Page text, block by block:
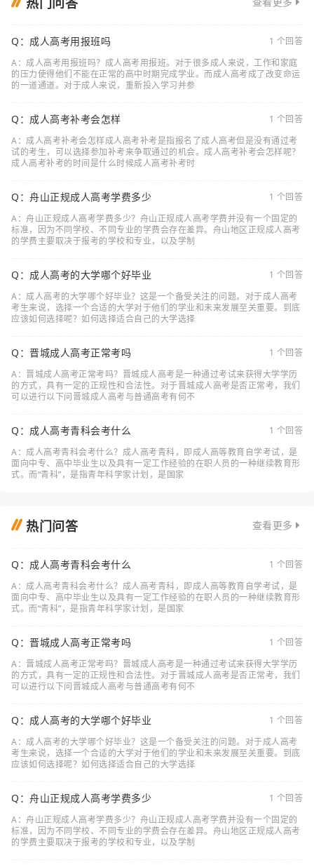
查看更多
Q：成人高考用报班吗
1 个回答
A：成人高考用报班吗？成人高考用报班。对于很多成人来说，工作和家庭
的压力使得他们不能在正常的高中时期完成学业。而成人高考成了改变命运
的一道通道。对于成人来说，重新投入学习并参
Q：成人高考补考会怎样
1 个回答
A：成人高考补考会怎样成人高考补考是指报名了成人高考但是没有通过考
试的考生，可以选择参加补考来争取通过的机会。成人高考补考会怎样呢？
成人高考补考的时间是什么时候成人高考补考时
Q：舟山正规成人高考学费多少
1 个回答
A：舟山正规成人高考学费多少？舟山正规成人高考学费并没有一个固定的
标准，因为不同学校、不同专业的学费会存在差异。舟山地区正规成人高考
的学费主要取决于报考的学校和专业，以及学制
Q：成人高考的大学哪个好毕业
1 个回答
A：成人高考的大学哪个好毕业？这是一个备受关注的问题。对于成人高考
考生来说，选择一个合适的大学对于他们的学业和未来发展至关重要。到底
应该如何选择呢？如何选择适合自己的大学选择
Q：晋城成人高考正常考吗
1 个回答
A：晋城成人高考正常考吗？晋城成人高考是一种通过考试来获得大学学历
的方式，具有一定的正规性和合法性。对于晋城成人高考是否正常考，我们
可以进行以下问晋城成人高考与普通高考有何不
Q：成人高考青科会考什么
1 个回答
A：成人高考青科会考什么？成人高考青科，即成人高等教育自学考试，是
面向中专、高中毕业生以及具有一定工作经验的在职人员的一种继续教育形
式。而“青科”，是指青年科学家计划，是国家
热门问答 查看更多
Q：成人高考青科会考什么
1 个回答
A：成人高考青科会考什么？成人高考青科，即成人高等教育自学考试，是
面向中专、高中毕业生以及具有一定工作经验的在职人员的一种继续教育形
式。而“青科”，是指青年科学家计划，是国家
Q：晋城成人高考正常考吗
1 个回答
A：晋城成人高考正常考吗？晋城成人高考是一种通过考试来获得大学学历
的方式，具有一定的正规性和合法性。对于晋城成人高考是否正常考，我们
可以进行以下问晋城成人高考与普通高考有何不
Q：成人高考的大学哪个好毕业
1 个回答
A：成人高考的大学哪个好毕业？这是一个备受关注的问题。对于成人高考
考生来说，选择一个合适的大学对于他们的学业和未来发展至关重要。到底
应该如何选择呢？如何选择适合自己的大学选择
Q：舟山正规成人高考学费多少
1 个回答
A：舟山正规成人高考学费多少？舟山正规成人高考学费并没有一个固定的
标准，因为不同学校、不同专业的学费会存在差异。舟山地区正规成人高考
的学费主要取决于报考的学校和专业，以及学制